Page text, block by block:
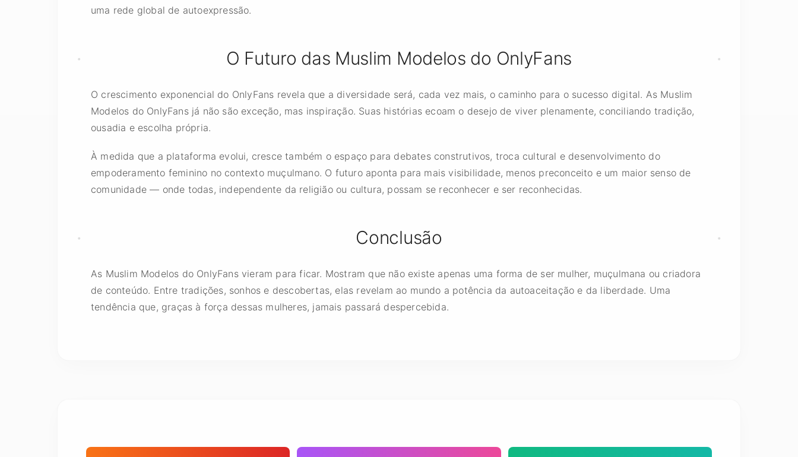
uma rede global de autoexpressão.
O Futuro das Muslim Modelos do OnlyFans
O crescimento exponencial do OnlyFans revela que a diversidade será, cada vez mais, o caminho para o sucesso digital. As Muslim
Modelos do OnlyFans já não são exceção, mas inspiração. Suas histórias ecoam o desejo de viver plenamente, conciliando tradição,
ousadia e escolha própria.
À medida que a plataforma evolui, cresce também o espaço para debates construtivos, troca cultural e desenvolvimento do
empoderamento feminino no contexto muçulmano. O futuro aponta para mais visibilidade, menos preconceito e um maior senso de
comunidade — onde todas, independente da religião ou cultura, possam se reconhecer e ser reconhecidas.
Conclusão
As Muslim Modelos do OnlyFans vieram para ficar. Mostram que não existe apenas uma forma de ser mulher, muçulmana ou criadora
de conteúdo. Entre tradições, sonhos e descobertas, elas revelam ao mundo a potência da autoaceitação e da liberdade. Uma
tendência que, graças à força dessas mulheres, jamais passará despercebida.